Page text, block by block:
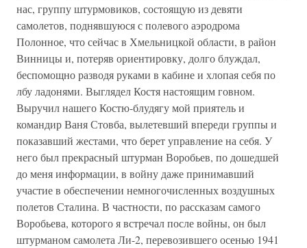
нас, группу штурмовиков, состоящую из девяти
самолетов, поднявшуюся с полевого аэродрома
Полонное, что сейчас в Хмельницкой области, в район
Винницы и, потеряв ориентировку, долго блуждал,
беспомощно разводя руками в кабине и хлопая себя по
лбу ладонями. Выглядел Костя настоящим говном.
Выручил нашего Костю-блудягу мой приятель и
командир Ваня Стовба, вылетевший впереди группы и
показавший жестами, что берет управление на себя. У
него был прекрасный штурман Воробьев, по дошедшей
до меня информации, в войну даже принимавший
участие в обеспечении немногочисленных воздушных
полетов Сталина. В частности, по рассказам самого
Воробьева, которого я встречал после войны, он был
штурманом самолета Ли-2, перевозившего осенью 1941